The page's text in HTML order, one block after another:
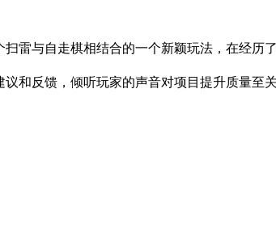
雷与自走棋相结合的一个新颖玩法，在经
和反馈，倾听玩家的声音对项目提升质量至关